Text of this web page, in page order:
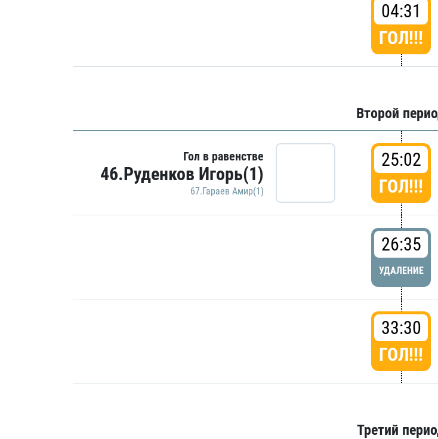
04:31
ГОЛ!!!
Второй
Гол в равенстве
46.Руденков Игорь(1)
67.Гараев Амир(1)
25:02
ГОЛ!!!
26:35
УДАЛЕНИЕ
33:30
ГОЛ!!!
Третий